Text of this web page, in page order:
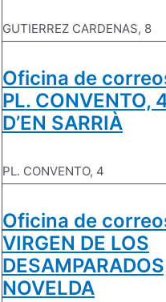
GUTIERREZ CARDENAS, 8
Oficina de
PL. CONVENTO,
D’EN SARRIÀ
PL. CONVENTO, 4
Oficina de
VIRGEN DE LOS
NOVELDA